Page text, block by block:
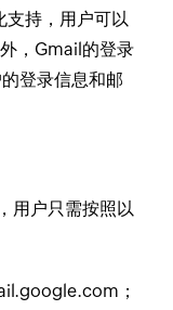
持，用户可以
，Gmail的登录
登录信息和邮
用户只需按照以
；